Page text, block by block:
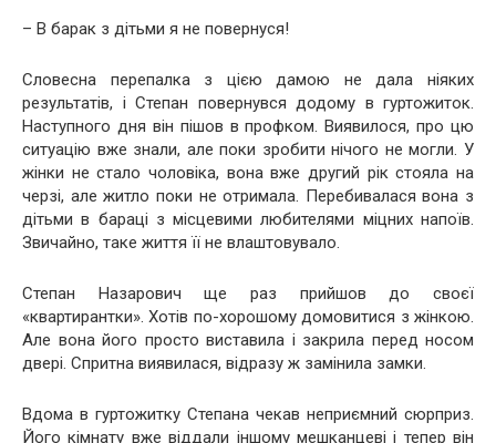
– В барак з дітьми я не повернуся!
Словесна перепалка з цією дамою не дала ніяких
результатів, і Степан повернувся додому в гуртожиток.
Наступного дня він пішов в профком. Виявилося, про цю
ситуацію вже знали, але поки зробити нічого не могли. У
жінки не стало чоловіка, вона вже другий рік стояла на
черзі, але житло поки не отримала. Перебивалася вона з
дітьми в бараці з місцевими любителями міцних напоїв.
Звичайно, таке життя її не влаштовувало.
Степан Назарович ще раз прийшов до своєї
«квартирантки». Хотів по-хорошому домовитися з жінкою.
Але вона його просто виставила і закрила перед носом
двері. Спритна виявилася, відразу ж замінила замки.
Вдома в гуртожитку Степана чекав неприємний сюрприз.
Його кімнату вже віддали іншому мешканцеві і тепер він